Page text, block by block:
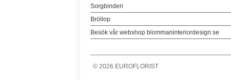
Sorgbinderi
Bröllop
Besök vår webshop blommaninteriordesign.se
© 2026 EUROFLORIST